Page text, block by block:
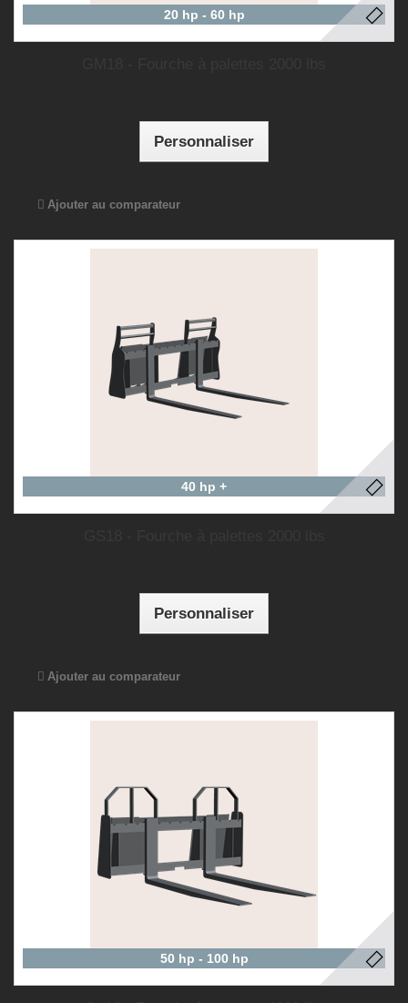
20 hp - 60 hp
Personnaliser
Ajouter au comparateur
40 hp +
Personnaliser
Ajouter au comparateur
50 hp - 100 hp